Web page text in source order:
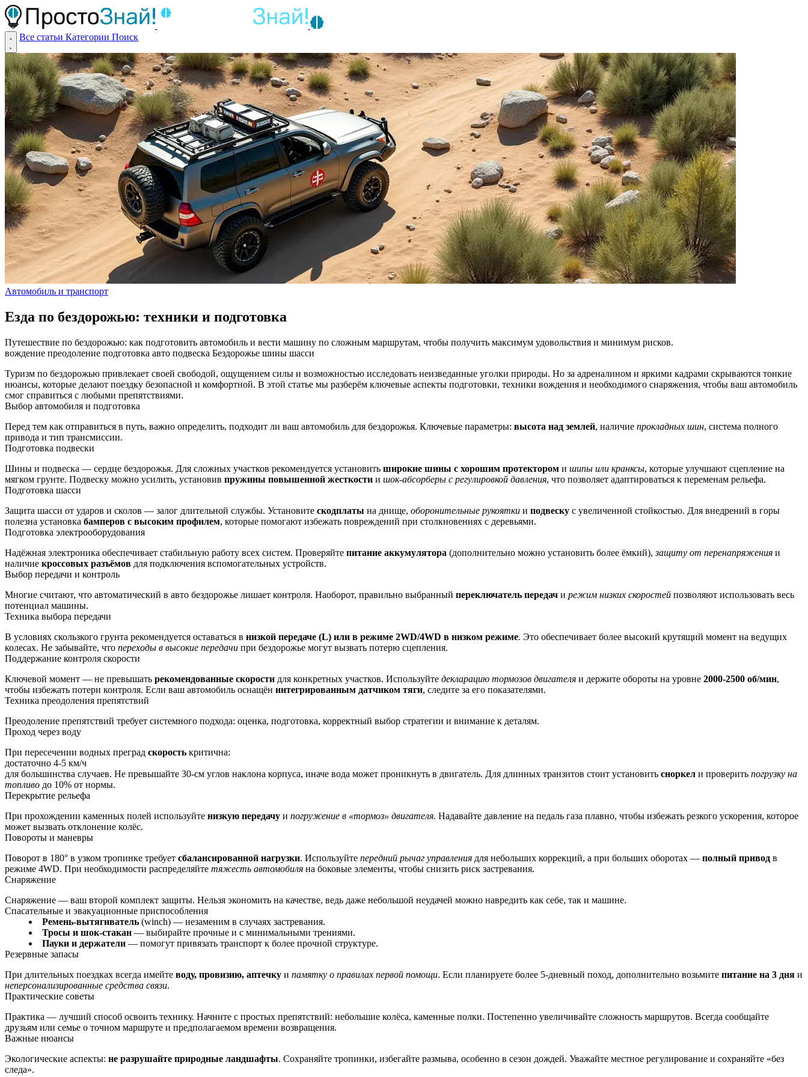
Все статьи Категории Поиск
Автомобиль и транспорт
Езда по бездорожью: техники и подготовка
Путешествие по бездорожью: как подготовить автомобиль и вести машину по сложным маршрутам, чтобы получить максимум удовольствия и минимум рисков.
вождение преодоление подготовка авто подвеска Бездорожье шины шасси
Туризм по бездорожью привлекает своей свободой, ощущением силы и возможностью исследовать неизведанные уголки природы. Но за адреналином и яркими кадрами скрываются тонкие
нюансы, которые делают поездку безопасной и комфортной. В этой статье мы разберём ключевые аспекты подготовки, техники вождения и необходимого снаряжения, чтобы ваш автомобиль
смог справиться с любыми препятствиями.
Выбор автомобиля и подготовка
Перед тем как отправиться в путь, важно определить, подходит ли ваш автомобиль для бездорожья. Ключевые параметры: высота над землей, наличие прокладных шин, система полного
привода и тип трансмиссии.
Подготовка подвески
Шины и подвеска — сердце бездорожья. Для сложных участков рекомендуется установить широкие шины с хорошим протектором и шипы или кранксы, которые улучшают сцепление на
мягком грунте. Подвеску можно усилить, установив пружины повышенной жесткости и шок-абсорберы с регулировкой давления, что позволяет адаптироваться к переменам рельефа.
Подготовка шасси
Защита шасси от ударов и сколов — залог длительной службы. Установите скодплаты на днище, оборонительные рукоятки и подвеску с увеличенной стойкостью. Для внедрений в горы
полезна установка бамперов с высоким профилем, которые помогают избежать повреждений при столкновениях с деревьями.
Подготовка электрооборудования
Надёжная электроника обеспечивает стабильную работу всех систем. Проверяйте питание аккумулятора (дополнительно можно установить более ёмкий),защиту от перенапряжения и
наличие кроссовых разъёмов для подключения вспомогательных устройств.
Выбор передачи и контроль
Многие считают, что автоматический в авто бездорожье лишает контроля. Наоборот, правильно выбранный переключатель передач и режим низких скоростей позволяют использовать весь
потенциал машины.
Техника выбора передачи
В условиях скользкого грунта рекомендуется оставаться в низкой передаче (L) или в режиме 2WD/4WD в низком режиме. Это обеспечивает более высокий крутящий момент на ведущих
колесах. Не забывайте, что переходы в высокие передачи при бездорожье могут вызвать потерю сцепления.
Поддержание контроля скорости
Ключевой момент — не превышать рекомендованные скорости для конкретных участков. Используйте декларацию тормозов двигателя и держите обороты на уровне 2000‑2500 об/мин,
чтобы избежать потери контроля. Если ваш автомобиль оснащён интегрированным датчиком тяги, следите за его показателями.
Техника преодоления препятствий
Преодоление препятствий требует системного подхода: оценка, подготовка, корректный выбор стратегии и внимание к деталям.
Проход через воду
При пересечении водных преград скорость критична:
достаточно 4‑5 км/ч
для большинства случаев. Не превышайте 30‑см углов наклона корпуса, иначе вода может проникнуть в двигатель. Для длинных транзитов стоит установить сноркел и проверить погрузку на
топливо до 10% от нормы.
Перекрытие рельефа
При прохождении каменных полей используйте низкую передачу и погружение в «тормоз» двигателя. Надавайте давление на педаль газа плавно, чтобы избежать резкого ускорения, которое
может вызвать отклонение колёс.
Повороты и маневры
Поворот в 180° в узком тропинке требует сбалансированной нагрузки. Используйте передний рычаг управления для небольших коррекций, а при больших оборотах — полный привод в
режиме 4WD. При необходимости распределяйте тяжесть автомобиля на боковые элементы, чтобы снизить риск застревания.
Снаряжение
Снаряжение — ваш второй комплект защиты. Нельзя экономить на качестве, ведь даже небольшой неудачей можно навредить как себе, так и машине.
Спасательные и эвакуационные приспособления
Ремень-вытягиватель (winch) — незаменим в случаях застревания.
Тросы и шок-стакан — выбирайте прочные и с минимальными трениями.
Пауки и держатели — помогут привязать транспорт к более прочной структуре.
Резервные запасы
При длительных поездках всегда имейте воду, провизию, аптечку и памятку о правилах первой помощи. Если планируете более 5‑дневный поход, дополнительно возьмите питание на 3 дня и
неперсонализированные средства связи.
Практические советы
Практика — лучший способ освоить технику. Начните с простых препятствий: небольшие колёса, каменные полки. Постепенно увеличивайте сложность маршрутов. Всегда сообщайте
друзьям или семье о точном маршруте и предполагаемом времени возвращения.
Важные нюансы
Экологические аспекты: не разрушайте природные ландшафты. Сохраняйте тропинки, избегайте размыва, особенно в сезон дождей. Уважайте местное регулирование и сохраняйте «без
следа».